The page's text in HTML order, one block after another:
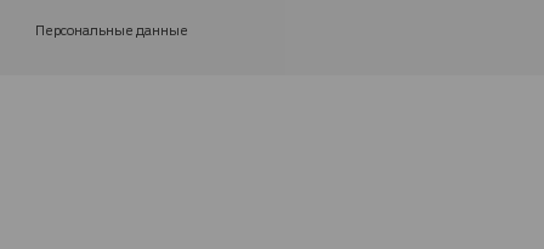
Персональные данные